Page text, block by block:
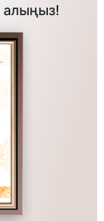
алыңыз!